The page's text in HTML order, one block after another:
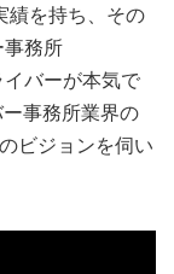
績を持ち、その
務所
バーが本気で
事務所業界の
ビジョンを伺い